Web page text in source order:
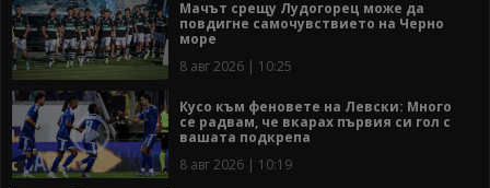
Мачът срещу Лудогорец може да
повдигне самочувствието на Черно
море
8 авг 2026 | 10:25
Кусо към феновете на Левски: Много
се радвам, че вкарах първия си гол с
вашата подкрепа
8 авг 2026 | 10:19